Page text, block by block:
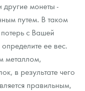
другие монеты -
путем. В таком
с Вашей
ее вес.
металлом,
в результате чего
правильным,